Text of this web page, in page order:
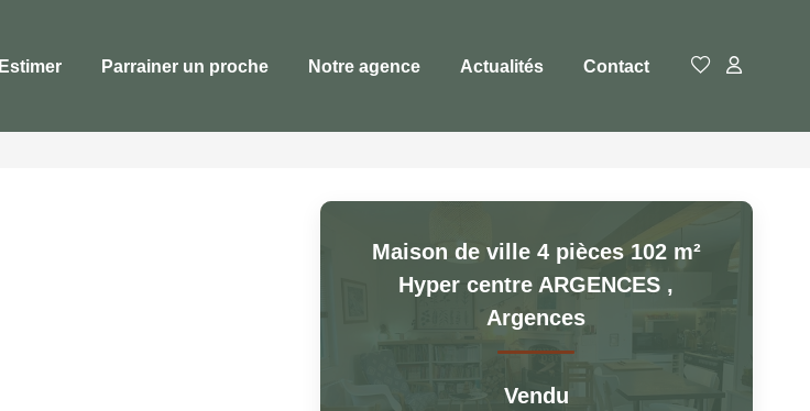
Estimer Parrainer un proche Notre agence Actualités Contact
Maison de ville 4 pièces 102 m²
Hyper centre ARGENCES ,
Argences
Vendu